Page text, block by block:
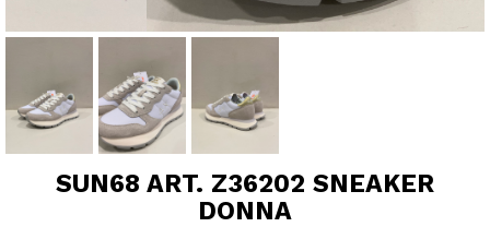
SUN68 ART. Z36202 SNEAKER
DONNA